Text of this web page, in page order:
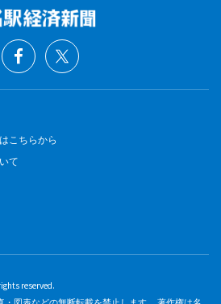
こちらから
て
reserved.